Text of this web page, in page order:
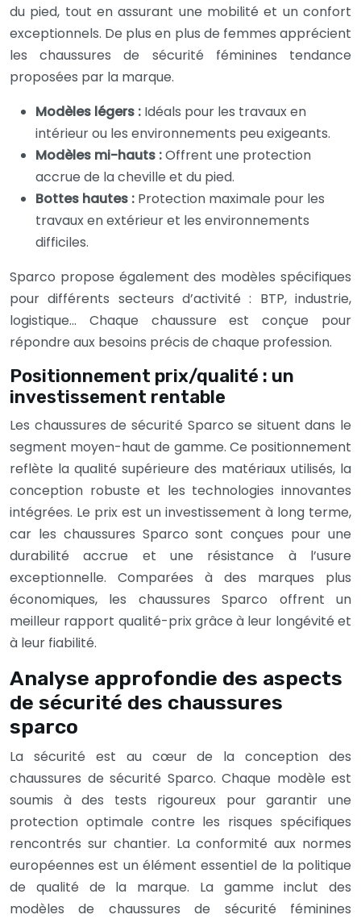
du pied, tout en assurant une mobilité et un confort
exceptionnels. De plus en plus de femmes apprécient
les chaussures de sécurité féminines tendance
proposées par la marque.
Modèles légers : Idéals pour les travaux en
intérieur ou les environnements peu exigeants.
Modèles mi-hauts :Offrent une protection
accrue de la cheville et du pied.
Bottes hautes : Protection maximale pour les
travaux en extérieur et les environnements
difficiles.
Sparco propose également des modèles spécifiques
pour différents secteurs d’activité : BTP, industrie,
logistique… Chaque chaussure est conçue pour
répondre aux besoins précis de chaque profession.
Positionnement prix/qualité : un
investissement rentable
Les chaussures de sécurité Sparco se situent dans le
segment moyen-haut de gamme. Ce positionnement
reflète la qualité supérieure des matériaux utilisés, la
conception robuste et les technologies innovantes
intégrées. Le prix est un investissement à long terme,
car les chaussures Sparco sont conçues pour une
durabilité accrue et une résistance à l’usure
exceptionnelle. Comparées à des marques plus
économiques, les chaussures Sparco offrent un
meilleur rapport qualité-prix grâce à leur longévité et
à leur fiabilité.
Analyse approfondie des aspects
de sécurité des chaussures
sparco
La sécurité est au cœur de la conception des
chaussures de sécurité Sparco. Chaque modèle est
soumis à des tests rigoureux pour garantir une
protection optimale contre les risques spécifiques
rencontrés sur chantier. La conformité aux normes
européennes est un élément essentiel de la politique
de qualité de la marque. La gamme inclut des
modèles de chaussures de sécurité féminines